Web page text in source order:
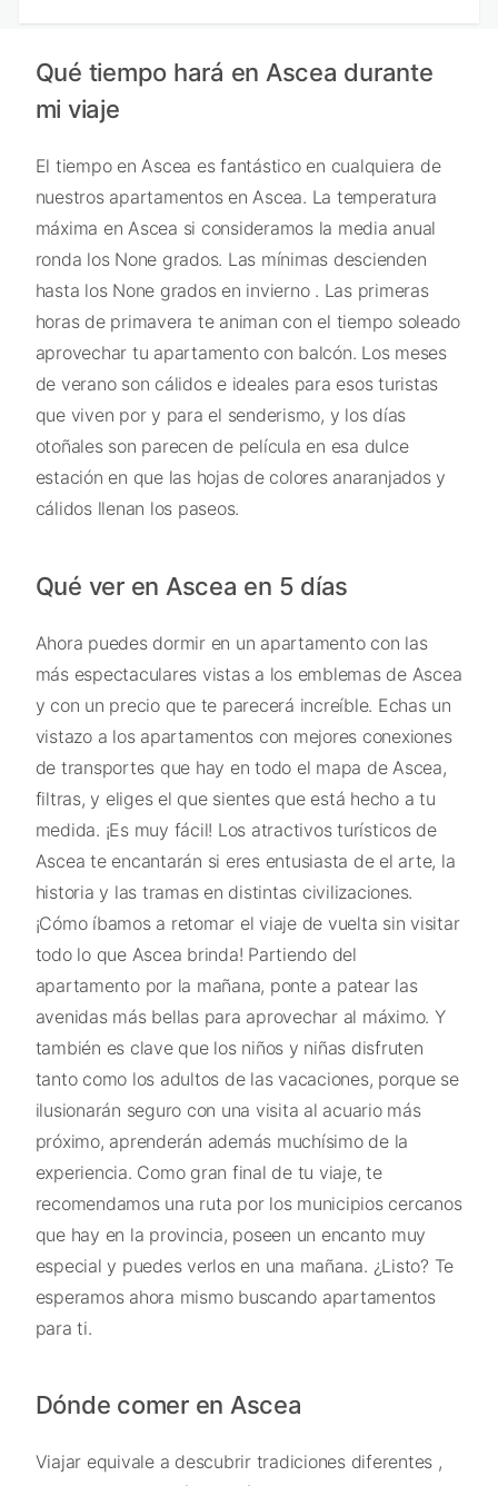
Qué tiempo hará en Ascea durante
mi viaje
El tiempo en Ascea es fantástico en cualquiera de
nuestros apartamentos en Ascea. La temperatura
máxima en Ascea si consideramos la media anual
ronda los None grados. Las mínimas descienden
hasta los None grados en invierno . Las primeras
horas de primavera te animan con el tiempo soleado
aprovechar tu apartamento con balcón. Los meses
de verano son cálidos e ideales para esos turistas
que viven por y para el senderismo, y los días
otoñales son parecen de película en esa dulce
estación en que las hojas de colores anaranjados y
cálidos llenan los paseos.
Qué ver en Ascea en 5 días
Ahora puedes dormir en un apartamento con las
más espectaculares vistas a los emblemas de Ascea
y con un precio que te parecerá increíble. Echas un
vistazo a los apartamentos con mejores conexiones
de transportes que hay en todo el mapa de Ascea,
filtras, y eliges el que sientes que está hecho a tu
medida. ¡Es muy fácil! Los atractivos turísticos de
Ascea te encantarán si eres entusiasta de el arte, la
historia y las tramas en distintas civilizaciones.
¡Cómo íbamos a retomar el viaje de vuelta sin visitar
todo lo que Ascea brinda! Partiendo del
apartamento por la mañana, ponte a patear las
avenidas más bellas para aprovechar al máximo. Y
también es clave que los niños y niñas disfruten
tanto como los adultos de las vacaciones, porque se
ilusionarán seguro con una visita al acuario más
próximo, aprenderán además muchísimo de la
experiencia. Como gran final de tu viaje, te
recomendamos una ruta por los municipios cercanos
que hay en la provincia, poseen un encanto muy
especial y puedes verlos en una mañana. ¿Listo? Te
esperamos ahora mismo buscando apartamentos
para ti.
Dónde comer en Ascea
Viajar equivale a descubrir tradiciones diferentes ,